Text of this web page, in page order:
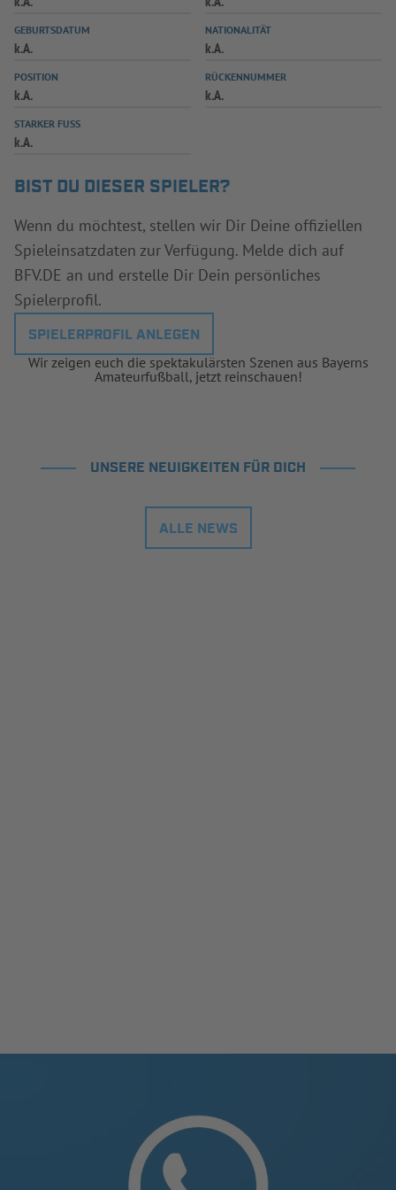
SPIELPLUS
GEBURTSDATUM
k.A.
NATIONALITÄT
k.A.
POSITION
k.A.
RÜCKENNUMMER
k.A.
STARKER FUSS
k.A.
BIST DU DIESER SPIELER?
Wenn du möchtest, stellen wir Dir Deine offiziellen
Spieleinsatzdaten zur Verfügung. Melde dich auf
BFV.DE an und erstelle Dir Dein persönliches
Spielerprofil.
SPIELERPROFIL ANLEGEN
Wir zeigen euch die spektakulärsten Szenen aus Bayerns
Amateurfußball, jetzt reinschauen!
UNSERE NEUIGKEITEN FÜR DICH
ALLE NEWS